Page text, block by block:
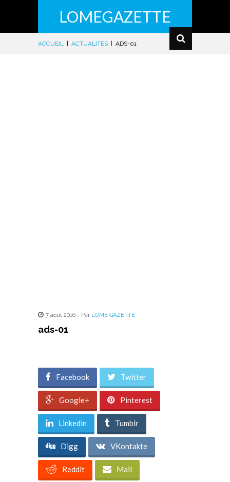
LOMEGAZETTE
ACCUEIL ACTUALITÉS ADS-01
7 août 2016 , Par LOME GAZETTE
ads-01
Facebook Twitter
Google+ Pinterest
Linkedin Tumblr
Digg VKontakte
Reddit Mail